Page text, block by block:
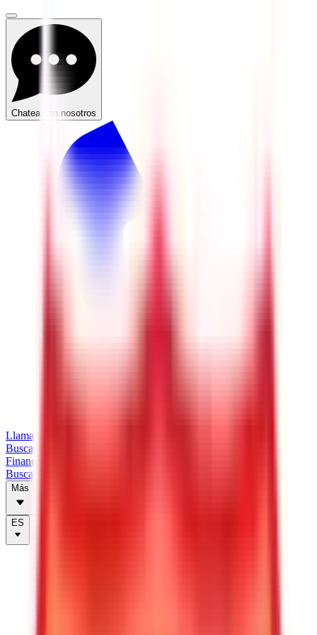
Chatea con nosotros
Llamar
Buscar tráilers
Financiación
Buscador de tiendas
Más
ES